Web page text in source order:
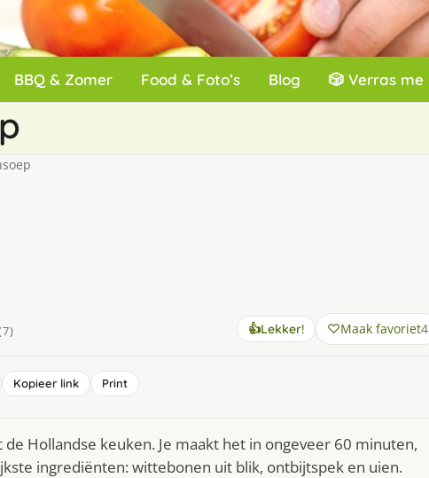
BBQ & Zomer Food & Foto’s Blog 🎲 Verras me
👍Lekker! Maak favoriet4
Kopieer link Print
Hollandse keuken. Je maakt het in ongeveer 60 minuten,
ingrediënten: wittebonen uit blik, ontbijtspek en uien.